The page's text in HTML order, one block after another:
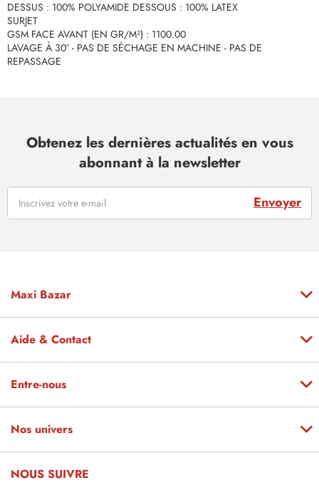
DESSUS : 100% POLYAMIDE DESSOUS : 100% LATEX
SURJET
GSM FACE AVANT (EN GR/M²) : 1100.00
LAVAGE À 30° - PAS DE SÉCHAGE EN MACHINE - PAS DE
REPASSAGE
Obtenez les dernières actualités en vous
abonnant à la newsletter
Envoyer
Maxi Bazar
Aide & Contact
Entre-nous
Nos univers
NOUS SUIVRE